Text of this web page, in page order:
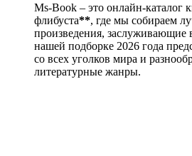
Ms-Book – это онлайн-каталог
флибуста**, где мы собираем
произведения, заслуживающие
нашей подборке 2026 года
со всех уголков мира и
литературные жанры.